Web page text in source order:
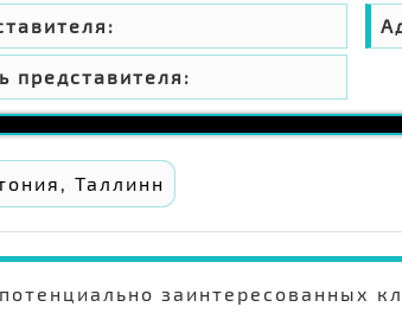
представителя:
Таллинн
заинтересованных